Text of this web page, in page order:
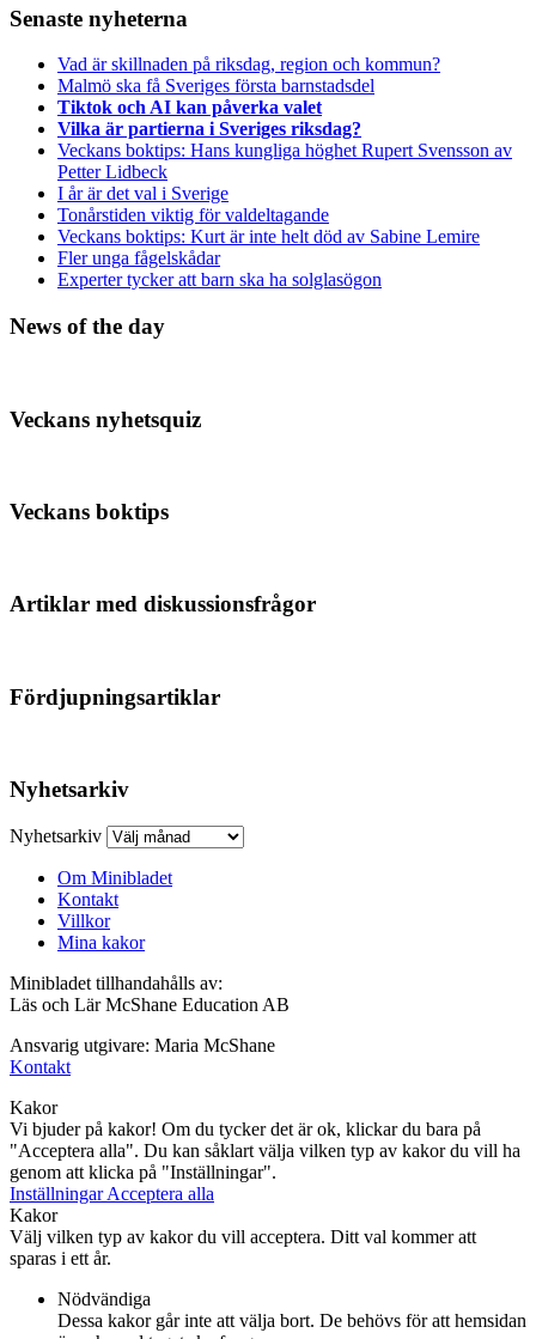
Senaste nyheterna
Vad är skillnaden på riksdag, region och kommun?
Malmö ska få Sveriges första barnstadsdel
Tiktok och AI kan påverka valet
Vilka är partierna i Sveriges riksdag?
Veckans boktips: Hans kungliga höghet Rupert Svensson av
Petter Lidbeck
I år är det val i Sverige
Tonårstiden viktig för valdeltagande
Veckans boktips: Kurt är inte helt död av Sabine Lemire
Fler unga fågelskådar
Experter tycker att barn ska ha solglasögon
News of the day
Veckans nyhetsquiz
Veckans boktips
Artiklar med diskussionsfrågor
Fördjupningsartiklar
Nyhetsarkiv
Nyhetsarkiv
Om Minibladet
Kontakt
Villkor
Mina kakor
Minibladet tillhandahålls av:
Läs och Lär McShane Education AB
Ansvarig utgivare: Maria McShane
Kontakt
Kakor
Vi bjuder på kakor! Om du tycker det är ok, klickar du bara på
"Acceptera alla". Du kan såklart välja vilken typ av kakor du vill ha
genom att klicka på "Inställningar".
InställningarAcceptera alla
Kakor
Välj vilken typ av kakor du vill acceptera. Ditt val kommer att
sparas i ett år.
Nödvändiga
Dessa kakor går inte att välja bort. De behövs för att hemsidan